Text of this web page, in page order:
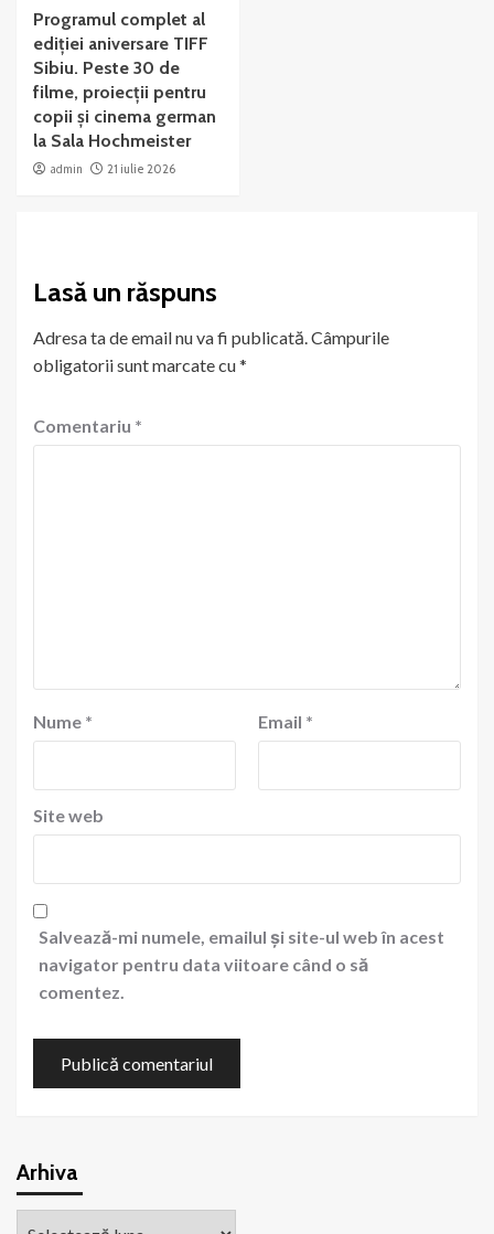
Programul complet al
ediției aniversare TIFF
Sibiu. Peste 30 de
filme, proiecții pentru
copii și cinema german
la Sala Hochmeister
admin 21 iulie 2026
Lasă un răspuns
Adresa ta de email nu va fi publicată.Câmpurile
obligatorii sunt marcate cu*
Comentariu *
Nume * Email *
Site web
Salvează-mi numele, emailul și site-ul web în acest
navigator pentru data viitoare când o să
comentez.
Arhiva